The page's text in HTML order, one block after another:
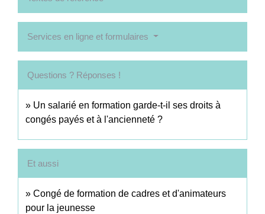
Services en ligne et formulaires
Questions ? Réponses !
Un salarié en formation garde-t-il ses droits à
congés payés et à l'ancienneté ?
Et aussi
Congé de formation de cadres et d'animateurs
pour la jeunesse